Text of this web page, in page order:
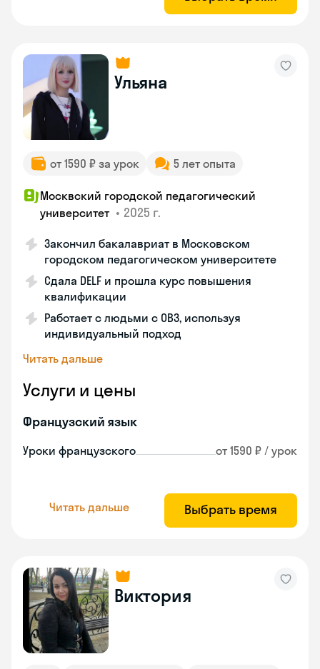
Ульяна
от 1590 ₽ за урок 5 лет опыта
Москвский городской педагогический
университет • 2025 г.
Закончил бакалавриат в Московском
городском педагогическом университете
Сдала DELF и прошла курс повышения
квалификации
Работает с людьми с ОВЗ, используя
индивидуальный подход
Читать дальше
Услуги и цены
Французский язык
Уроки французского от 1590 ₽ / урок
Читать дальше Выбрать время
Виктория